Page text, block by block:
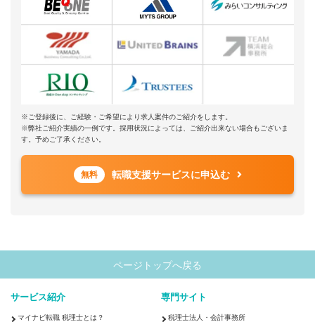
※ご登録後に、ご経験・ご希望により求人案件のご紹介をします。
※弊社ご紹介実績の一例です。採用状況によっては、ご紹介出来ない場合もございま
す。予めご了承ください。
無料 転職支援サービスに申込む
ページトップへ戻る
サービス紹介
マイナビ転職 税理士とは？
専門サイト
税理士法人・会計事務所